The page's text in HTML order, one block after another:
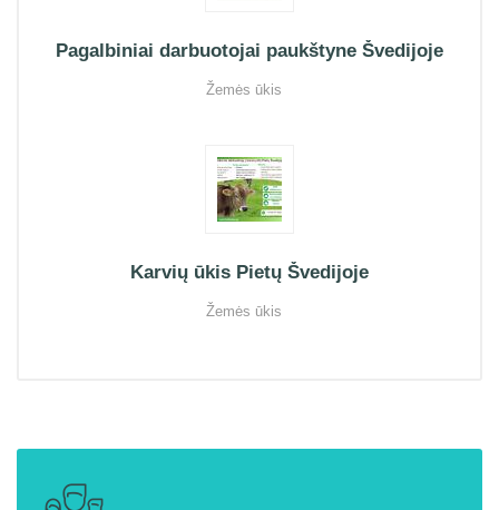
Pagalbiniai darbuotojai paukštyne Švedijoje
Žemės ūkis
Karvių ūkis Pietų Švedijoje
Žemės ūkis